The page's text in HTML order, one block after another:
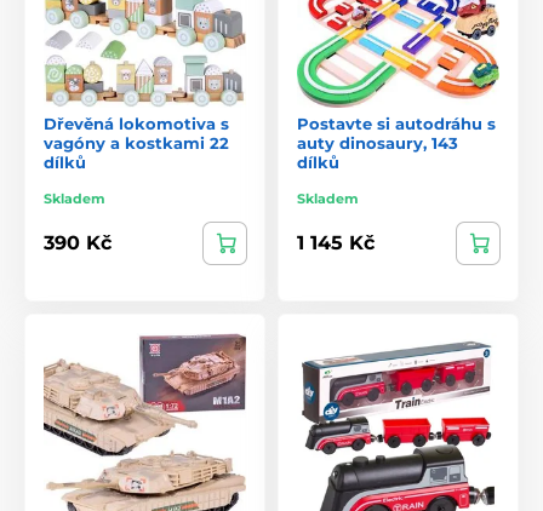
Dřevěná lokomotiva s
vagóny a kostkami 22
dílků
Skladem
390 Kč
Postavte si autodráhu s
auty dinosaury, 143
dílků
Skladem
1 145 Kč